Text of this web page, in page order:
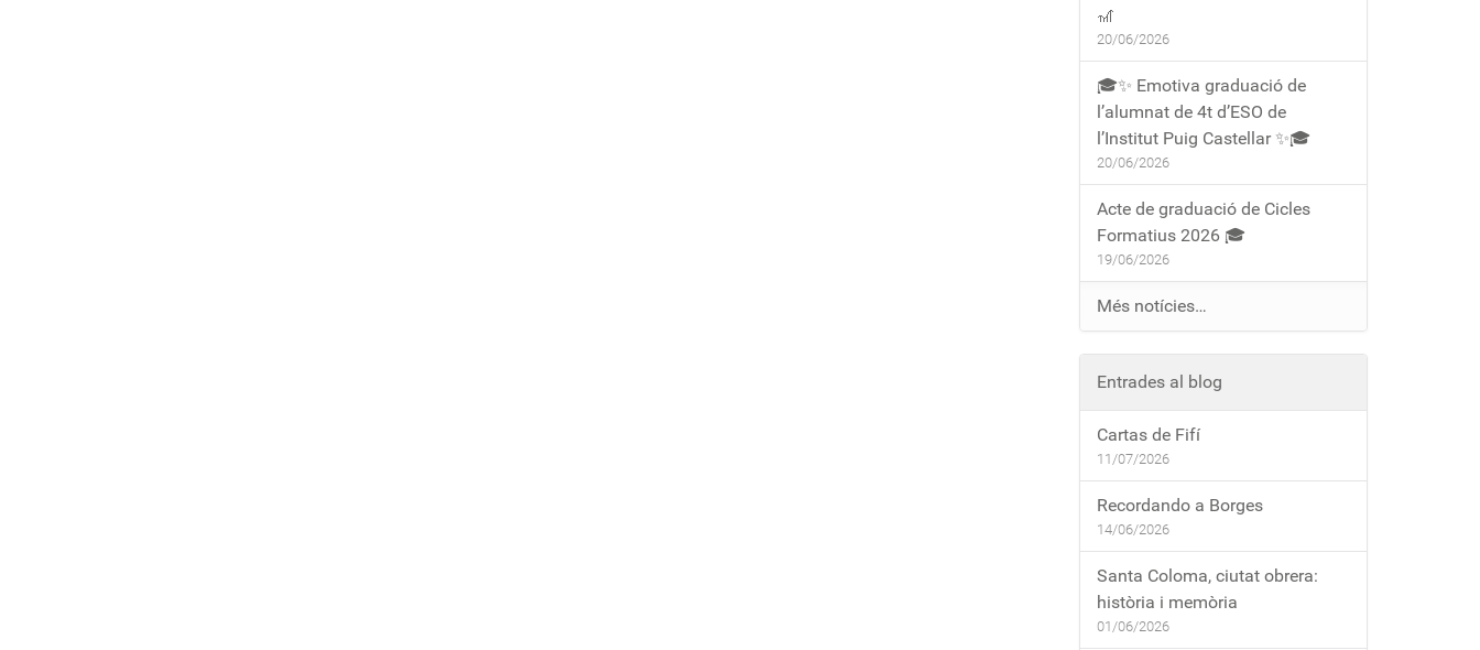
🎢
20/06/2026
🎓✨ Emotiva graduació de
l’alumnat de 4t d’ESO de
l’Institut Puig Castellar ✨🎓
20/06/2026
Acte de graduació de Cicles
Formatius 2026 🎓
19/06/2026
Més notícies…
Entrades al blog
Cartas de Fifí
11/07/2026
Recordando a Borges
14/06/2026
Santa Coloma, ciutat obrera:
història i memòria
01/06/2026